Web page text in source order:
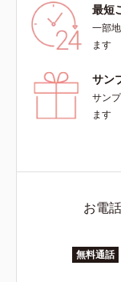
最短
一部
ます
サン
サン
ます
お電
無料通話